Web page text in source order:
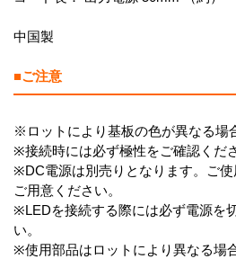
中国製
■ご注意
※ロットにより基板の色が異なる場
※接続時には必ず極性をご確認くだ
※DC電源は別売りとなります。ご
ご用意ください。
※LEDを接続する際には必ず電源を
い。
※使用部品はロットにより異なる場